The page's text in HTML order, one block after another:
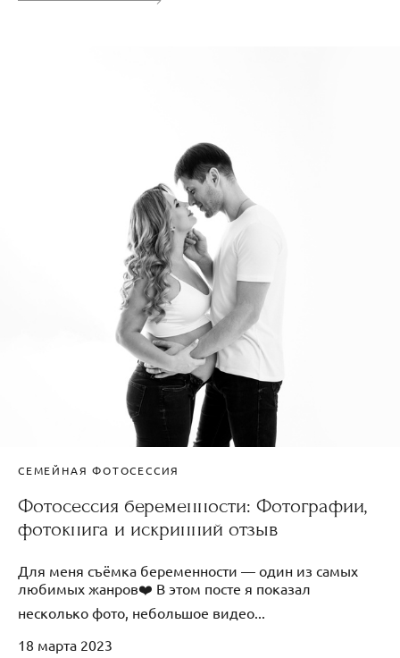
СЕМЕЙНАЯ ФОТОСЕССИЯ
Фотосессия беременности: Фотографии,
фотокнига и искринний отзыв
Для меня съёмка беременности — один из самых
любимых жанров❤️ В этом посте я показал
несколько фото, небольшое видео...
18 марта 2023